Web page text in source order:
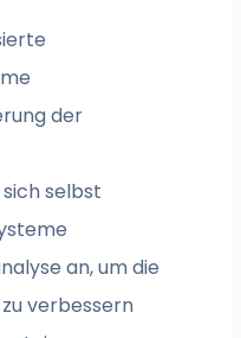
der
selbst
an, um die
verbessern